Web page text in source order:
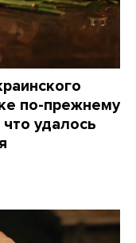
по-прежнему
удалось